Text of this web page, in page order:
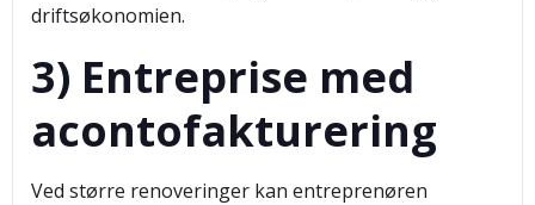
driftsøkonomien.
3) Entreprise med
acontofakturering
Ved større renoveringer kan entreprenøren